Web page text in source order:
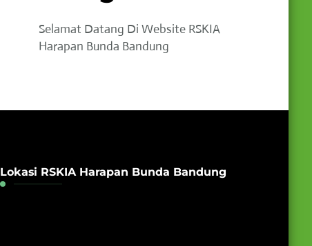
Selamat Datang Di Website RSKIA
Harapan Bunda Bandung
Lokasi RSKIA Harapan Bunda Bandung